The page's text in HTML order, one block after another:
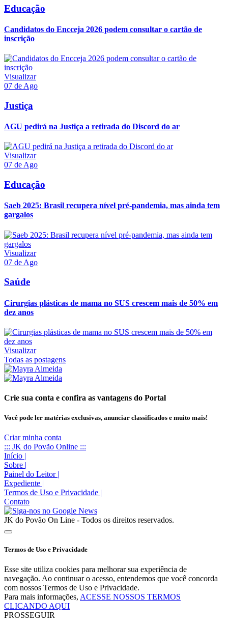
Educação
Candidatos do Encceja 2026 podem consultar o cartão de
inscrição
Visualizar
07 de Ago
Justiça
AGU pedirá na Justiça a retirada do Discord do ar
Visualizar
07 de Ago
Educação
Saeb 2025: Brasil recupera nível pré-pandemia, mas ainda tem
gargalos
Visualizar
07 de Ago
Saúde
Cirurgias plásticas de mama no SUS crescem mais de 50% em
dez anos
Visualizar
Todas as postagens
Crie sua conta e confira as vantagens do Portal
Você pode ler matérias exclusivas, anunciar classificados e muito mais!
Criar minha conta
::: JK do Povão Online :::
Início |
Sobre |
Painel do Leitor |
Expediente |
Termos de Uso e Privacidade |
Contato
JK do Povão On Line - Todos os direitos reservados.
Termos de Uso e Privacidade
Esse site utiliza cookies para melhorar sua experiência de
navegação. Ao continuar o acesso, entendemos que você concorda
com nossos Termos de Uso e Privacidade.
Para mais informações, ACESSE NOSSOS TERMOS
CLICANDO AQUI
PROSSEGUIR